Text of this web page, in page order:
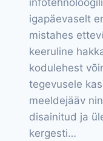
igapäevaselt
mistahes
keeruline
kodulehest
tegevusele
meeldejääv
disainitud ja
kergesti…